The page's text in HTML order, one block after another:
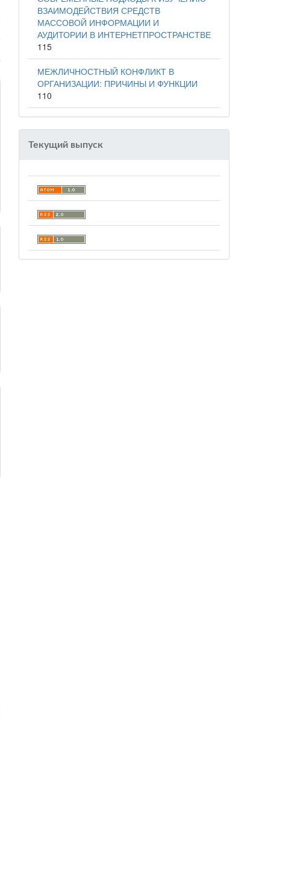
ВЗАИМОДЕЙСТВИЯ СРЕДСТВ
МАССОВОЙ ИНФОРМАЦИИ И
АУДИТОРИИ В ИНТЕРНЕТПРОСТРАНСТВЕ
115
МЕЖЛИЧНОСТНЫЙ КОНФЛИКТ В
ОРГАНИЗАЦИИ: ПРИЧИНЫ И ФУНКЦИИ
110
Текущий выпуск